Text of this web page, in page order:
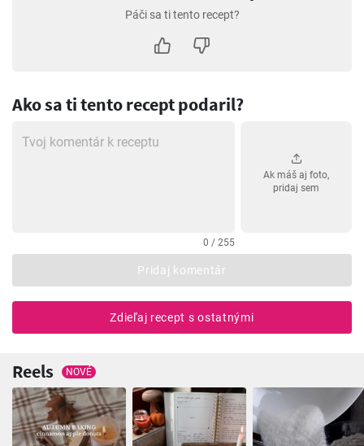
Páči sa ti tento recept?
Ako sa ti tento recept podaril?
0 / 255
Ak máš aj foto,
pridaj sem
Pridaj komentár
Zdieľaj recept s ostatnými
Reels NOVÉ